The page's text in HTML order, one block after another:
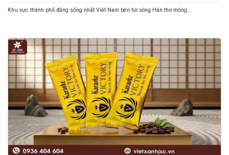
Khu vực thành phố đáng sống nhất Việt Nam bên bờ sông Hàn thơ mộng...